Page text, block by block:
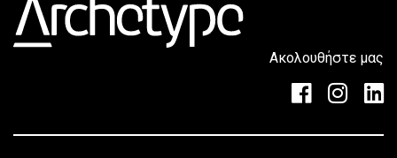
Ακολουθήστε μας